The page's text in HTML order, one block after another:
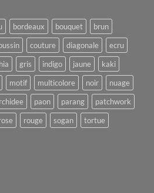
bordeaux bouquet
brun
couture diagonale
ecru
gris indigo jaune
kaki
motif multicolore noir
nuage
paon parang
patchwork
rouge sogan
tortue